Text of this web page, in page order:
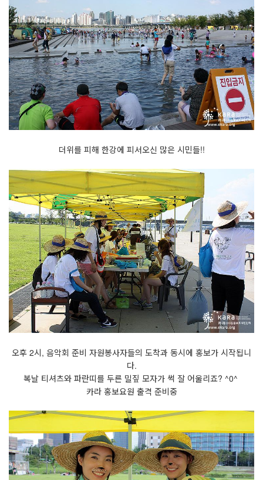
더위를 피해 한강에 피서오신 많은 시민들!!
오후 2시, 음악회 준비 자원봉사자들의 도착과 동시에 홍보가 시작됩니
다.
복날 티셔츠와 파란띠를 두른 밀짚 모자가 썩 잘 어울리죠? ^0^
카라 홍보요원 출격 준비중